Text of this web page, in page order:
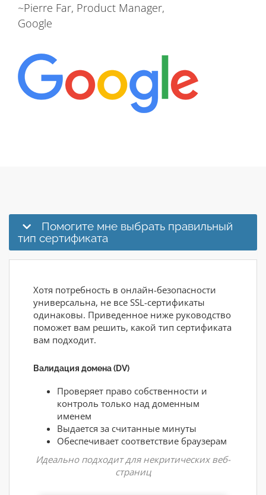
~Pierre Far, Product Manager,
Google
Помогите мне выбрать правильный
тип сертификата
Хотя потребность в онлайн-безопасности
универсальна, не все SSL-сертификаты
одинаковы. Приведенное ниже руководство
поможет вам решить, какой тип сертификата
вам подходит.
Валидация домена (DV)
Проверяет право собственности и
контроль только над доменным
именем
Выдается за считанные минуты
Обеспечивает соответствие браузерам
Идеально подходит для некритических веб-
страниц